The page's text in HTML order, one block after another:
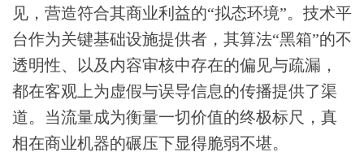
见，营造符合其商业利益的“拟态环境”。技术平
台作为关键基础设施提供者，其算法“黑箱”的不
透明性、以及内容审核中存在的偏见与疏漏，
都在客观上为虚假与误导信息的传播提供了渠
道。当流量成为衡量一切价值的终极标尺，真
相在商业机器的碾压下显得脆弱不堪。